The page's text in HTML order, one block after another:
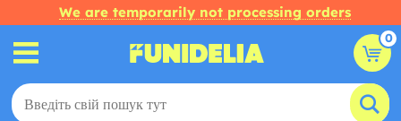
We are temporarily not processing orders
0